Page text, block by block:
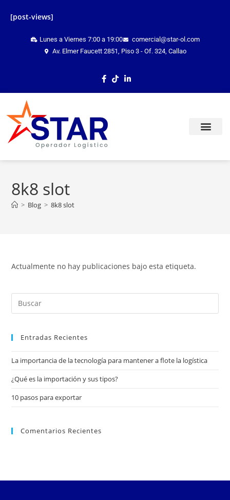
[post-views]
Lunes a Viernes 7:00 a 19:00
comercial@star-ol.com
Av. Elmer Faucett 2851, Piso 3 - Of. 324, Callao
8k8 slot
> Blog > 8k8 slot
Actualmente no hay publicaciones bajo esta etiqueta.
Entradas Recientes
La importancia de la tecnología para mantener a flote la logística
¿Qué es la importación y sus tipos?
10 pasos para exportar
Comentarios Recientes